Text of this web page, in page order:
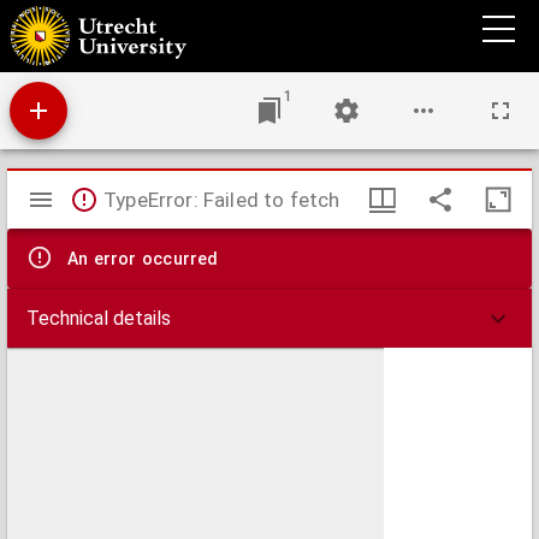
Gegenwarnung ahn Doctor Lucas Osiander, Dasz er sich eines newen Antichristischen
gewalts in der Kirchen nicht anmassen, vnd frömbde Diener vnd Vnderthanen wider
jhre Christliche Obrigkeit, vnd dero Gottselige, friedfertige Mandata nicht verhetzen
wolle.
1
Mirador
viewer
TypeError: Failed to fetch
An error occurred
Technical details